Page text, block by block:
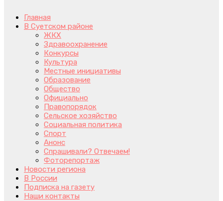
Главная
В Суетском районе
ЖКХ
Здравоохранение
Конкурсы
Культура
Местные инициативы
Образование
Общество
Официально
Правопорядок
Сельское хозяйство
Социальная политика
Спорт
Анонс
Спрашивали? Отвечаем!
Фоторепортаж
Новости региона
В России
Подписка на газету
Наши контакты